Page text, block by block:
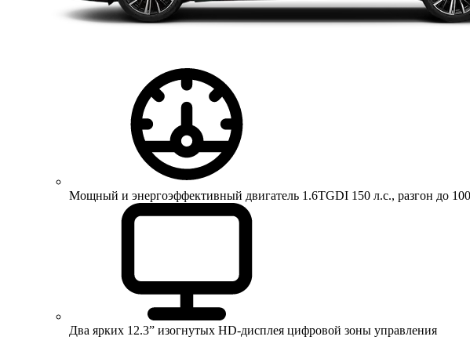
Мощный и энергоэффективный двигатель 1.6TGDI 150 л.с., разгон до
Два ярких 12.3” изогнутых HD-дисплея цифровой зоны управления